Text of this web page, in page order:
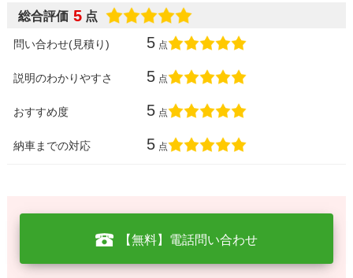
総合評価 5 点
問い合わせ(見積り) 5 点
説明のわかりやすさ 5 点
おすすめ度 5 点
納車までの対応 5 点
【無料】電話問い合わせ